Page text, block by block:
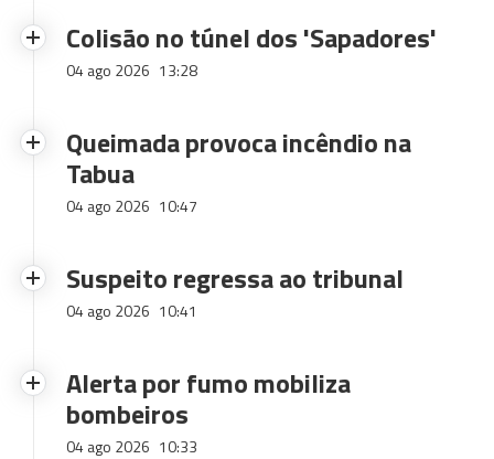
Colisão no túnel dos 'Sapadores'
04 ago 2026 13:28
Queimada provoca incêndio na
Tabua
04 ago 2026 10:47
Suspeito regressa ao tribunal
04 ago 2026 10:41
Alerta por fumo mobiliza
bombeiros
04 ago 2026 10:33